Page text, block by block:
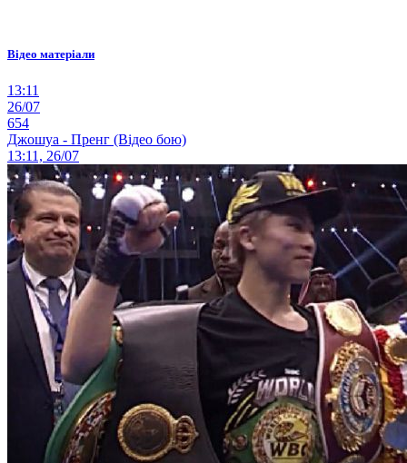
Відео матеріали
13:11
26/07
654
Джошуа - Пренг (Відео бою)
13:11, 26/07